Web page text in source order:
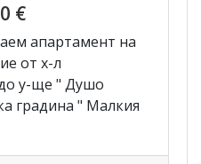
€
апартамент на
от х-л
у-ще " Душо
градина " Малкия